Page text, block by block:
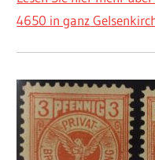
4650 in ganz